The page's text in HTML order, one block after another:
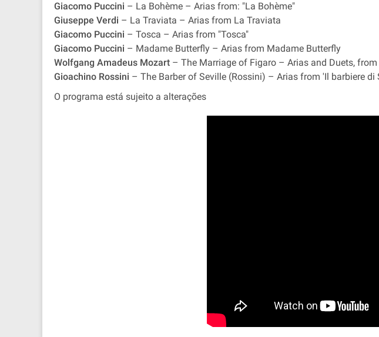
Giacomo Puccini – La Bohème – Arias from: "La Bohème"
Giuseppe Verdi – La Traviata – Arias from La Traviata
Giacomo Puccini – Tosca – Arias from "Tosca"
Giacomo Puccini – Madame Butterfly – Arias from Madame Butterfly
Wolfgang Amadeus Mozart – The Marriage of Figaro – Arias and Duets,
Gioachino Rossini – The Barber of Seville (Rossini) – Arias from 'Il barbiere di
O programa está sujeito a alterações